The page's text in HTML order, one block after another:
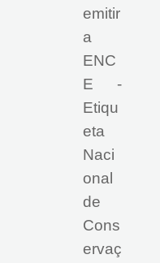
emitir
a
ENC
E -
Etiqu
eta
Naci
onal
de
Cons
ervaç